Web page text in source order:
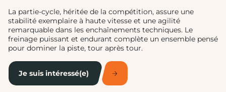
La partie-cycle, héritée de la compétition, assure une
stabilité exemplaire à haute vitesse et une agilité
remarquable dans les enchaînements techniques. Le
freinage puissant et endurant complète un ensemble pensé
pour dominer la piste, tour après tour.
Je suis intéressé(e)